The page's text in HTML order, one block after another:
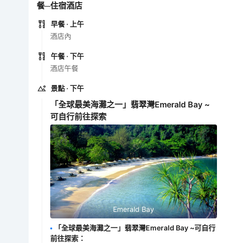
餐─住宿酒店
早餐 · 上午
酒店內
午餐 · 下午
酒店午餐
景點 · 下午
「全球最美海灘之一」翡翠灣Emerald Bay ~
可自行前往探索
Emerald Bay
「全球最美海灘之一」翡翠灣Emerald Bay ~可自行
前往探索 ：